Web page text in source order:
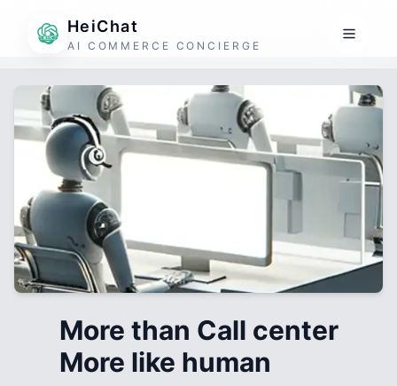
HeiChat
AI COMMERCE CONCIERGE
More than Call center
More like human